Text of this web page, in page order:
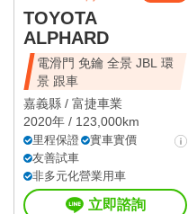
TOYOTA
ALPHARD
電滑門 免鑰 全景 JBL 環
景 跟車
嘉義縣 / 富捷車業
2020年 / 123,000km
里程保證
實車實價
友善試車
非多元化營業用車
立即諮詢